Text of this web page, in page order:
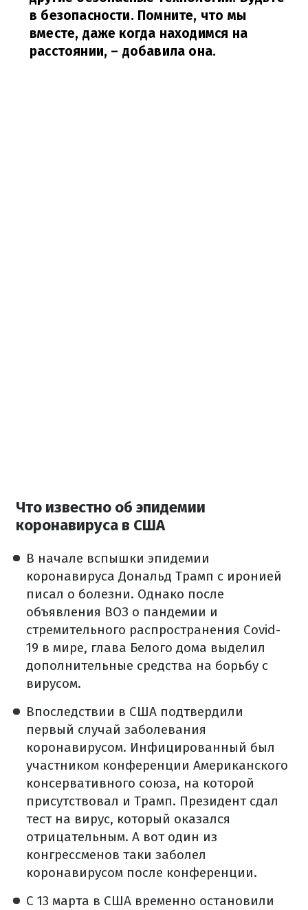
в безопасности. Помните, что мы
вместе, даже когда находимся на
расстоянии, – добавила она.
Что известно об эпидемии
коронавируса в США
В начале вспышки эпидемии
коронавируса Дональд Трамп с иронией
писал о болезни. Однако после
объявления ВОЗ о пандемии и
стремительного распространения Covid-
19 в мире, глава Белого дома выделил
дополнительные средства на борьбу с
вирусом.
Впоследствии в США подтвердили
первый случай заболевания
коронавирусом. Инфицированный был
участником конференции Американского
консервативного союза, на которой
присутствовал и Трамп. Президент сдал
тест на вирус, который оказался
отрицательным. А вот один из
конгрессменов таки заболел
коронавирусом после конференции.
С 13 марта в США временно остановили